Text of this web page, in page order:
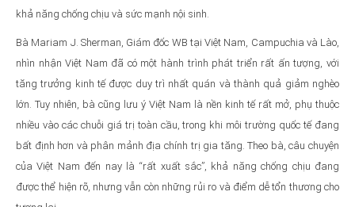
khả năng chống chịu và sức mạnh nội sinh.
Bà Mariam J. Sherman, Giám đốc WB tại Việt Nam, Campuchia và Lào,
nhìn nhận Việt Nam đã có một hành trình phát triển rất ấn tượng, với
tăng trưởng kinh tế được duy trì nhất quán và thành quả giảm nghèo
lớn. Tuy nhiên, bà cũng lưu ý Việt Nam là nền kinh tế rất mở, phụ thuộc
nhiều vào các chuỗi giá trị toàn cầu, trong khi môi trường quốc tế đang
bất định hơn và phân mảnh địa chính trị gia tăng. Theo bà, câu chuyện
của Việt Nam đến nay là “rất xuất sắc”, khả năng chống chịu đang
được thể hiện rõ, nhưng vẫn còn những rủi ro và điểm dễ tổn thương cho